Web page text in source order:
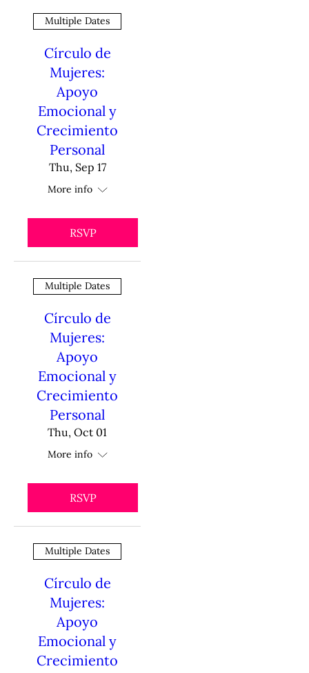
Multiple Dates
Círculo de
Mujeres:
Apoyo
Emocional y
Crecimiento
Personal
Thu, Sep 17
More info
RSVP
Multiple Dates
Círculo de
Mujeres:
Apoyo
Emocional y
Crecimiento
Personal
Thu, Oct 01
More info
RSVP
Multiple Dates
Círculo de
Mujeres:
Apoyo
Emocional y
Crecimiento